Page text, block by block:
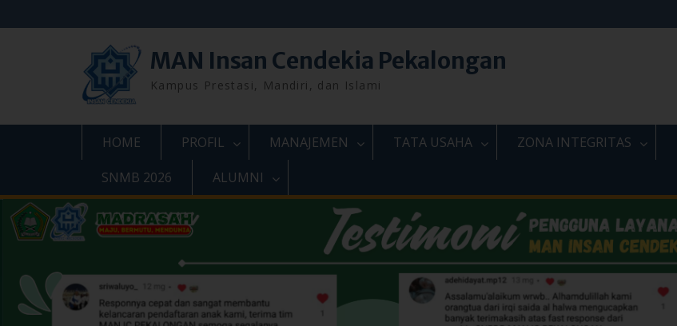
to
MAN Insan Cendekia Pekalongan
Kampus Prestasi, Mandiri, dan Islami
HOME PROFIL MANAJEMEN TATA USAHA ZONA INTEGRITAS
SNMB 2026
ALUMNI